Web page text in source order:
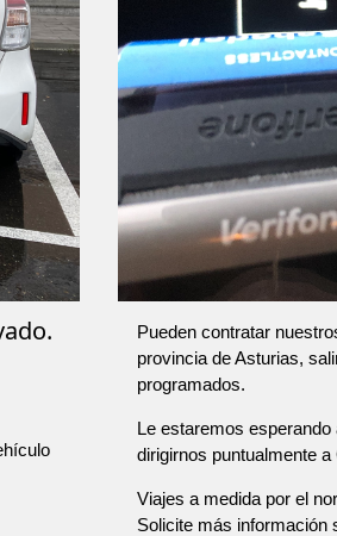
Pueden contratar
provincia de Asturias,
programados.
Le estaremos
dirigirnos puntualmente a
Viajes a medida por el
Solicite más información